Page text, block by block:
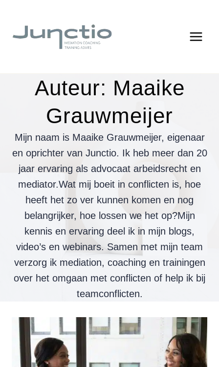
inhoud
Auteur: Maaike
Grauwmeijer
Mijn naam is Maaike Grauwmeijer, eigenaar
en oprichter van Junctio. Ik heb meer dan 20
jaar ervaring als advocaat arbeidsrecht en
mediator.Wat mij boeit in conflicten is, hoe
heeft het zo ver kunnen komen en nog
belangrijker, hoe lossen we het op?Mijn
kennis en ervaring deel ik in mijn blogs,
video’s en webinars. Samen met mijn team
verzorg ik mediation, coaching en trainingen
over het omgaan met conflicten of help ik bij
teamconflicten.